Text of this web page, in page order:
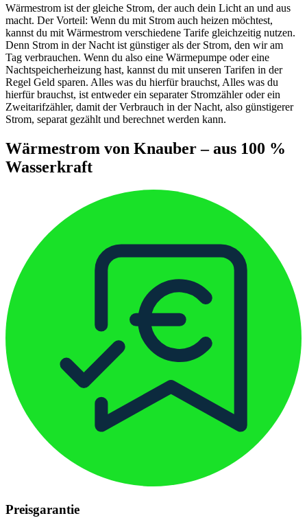
Wärmestrom ist der gleiche Strom, der auch dein Licht an und aus
macht. Der Vorteil: Wenn du mit Strom auch heizen möchtest,
kannst du mit Wärmestrom verschiedene Tarife gleichzeitig nutzen.
Denn Strom in der Nacht ist günstiger als der Strom, den wir am
Tag verbrauchen. Wenn du also eine Wärmepumpe oder eine
Nachtspeicherheizung hast, kannst du mit unseren Tarifen in der
Regel Geld sparen. Alles was du hierfür brauchst, Alles was du
hierfür brauchst, ist entweder ein separater Stromzähler oder ein
Zweitarifzähler, damit der Verbrauch in der Nacht, also günstigerer
Strom, separat gezählt und berechnet werden kann.
Wärmestrom von Knauber – aus 100 %
Wasserkraft
Preisgarantie